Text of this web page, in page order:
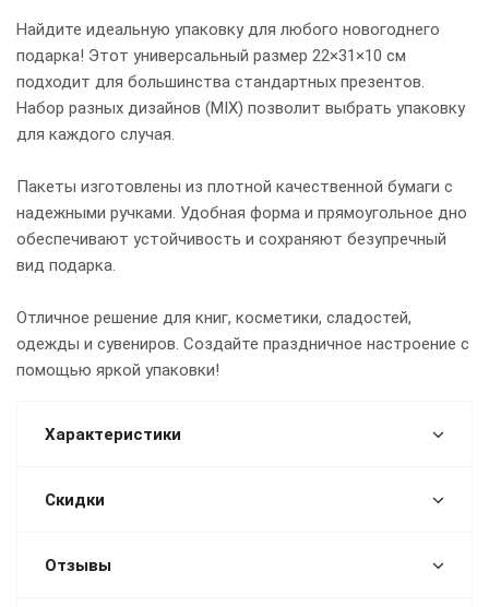
Найдите идеальную упаковку для любого новогоднего
подарка! Этот универсальный размер 22×31×10 см
подходит для большинства стандартных презентов.
Набор разных дизайнов (MIX) позволит выбрать упаковку
для каждого случая.
Пакеты изготовлены из плотной качественной бумаги с
надежными ручками. Удобная форма и прямоугольное дно
обеспечивают устойчивость и сохраняют безупречный
вид подарка.
Отличное решение для книг, косметики, сладостей,
одежды и сувениров. Создайте праздничное настроение с
помощью яркой упаковки!
Характеристики
Скидки
Отзывы